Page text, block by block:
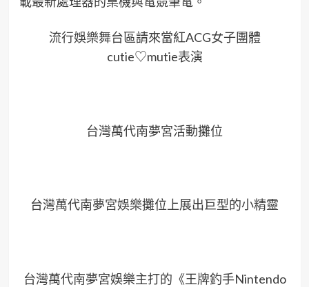
流行娛樂舞台區請來當紅ACG女子團體
cutie♡mutie表演
台灣萬代南夢宮活動攤位
台灣萬代南夢宮娛樂攤位上展出巨型的小精靈
台灣萬代南夢宮娛樂主打的《王牌釣手Nintendo